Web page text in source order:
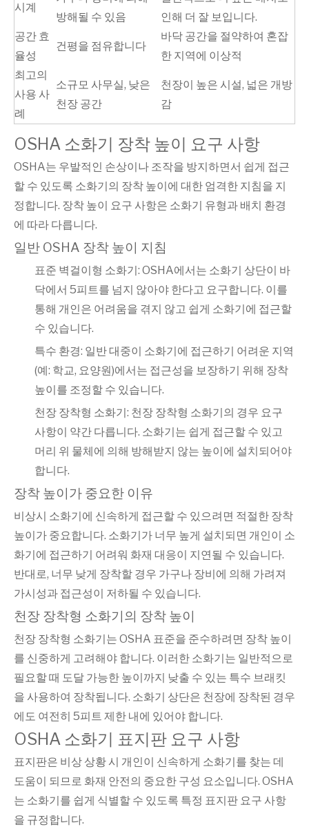
시계
방해될 수 있음
인해 더 잘 보입니다.
공간 효
율성
건평을 점유합니다
바닥 공간을 절약하여 혼잡
한 지역에 이상적
최고의
사용 사
례
소규모 사무실, 낮은
천장 공간
천장이 높은 시설, 넓은 개방
감
OSHA 소화기 장착 높이 요구 사항
OSHA는 우발적인 손상이나 조작을 방지하면서 쉽게 접근
할 수 있도록 소화기의 장착 높이에 대한 엄격한 지침을 지
정합니다. 장착 높이 요구 사항은 소화기 유형과 배치 환경
에 따라 다릅니다.
일반 OSHA 장착 높이 지침
표준 벽걸이형 소화기: OSHA에서는 소화기 상단이 바
닥에서 5피트를 넘지 않아야 한다고 요구합니다. 이를
통해 개인은 어려움을 겪지 않고 쉽게 소화기에 접근할
수 있습니다.
특수 환경: 일반 대중이 소화기에 접근하기 어려운 지역
(예: 학교, 요양원)에서는 접근성을 보장하기 위해 장착
높이를 조정할 수 있습니다.
천장 장착형 소화기: 천장 장착형 소화기의 경우 요구
사항이 약간 다릅니다. 소화기는 쉽게 접근할 수 있고
머리 위 물체에 의해 방해받지 않는 높이에 설치되어야
합니다.
장착 높이가 중요한 이유
비상시 소화기에 신속하게 접근할 수 있으려면 적절한 장착
높이가 중요합니다. 소화기가 너무 높게 설치되면 개인이 소
화기에 접근하기 어려워 화재 대응이 지연될 수 있습니다.
반대로, 너무 낮게 장착할 경우 가구나 장비에 의해 가려져
가시성과 접근성이 저하될 수 있습니다.
천장 장착형 소화기의 장착 높이
천장 장착형 소화기는 OSHA 표준을 준수하려면 장착 높이
를 신중하게 고려해야 합니다. 이러한 소화기는 일반적으로
필요할 때 도달 가능한 높이까지 낮출 수 있는 특수 브래킷
을 사용하여 장착됩니다. 소화기 상단은 천장에 장착된 경우
에도 여전히 5피트 제한 내에 있어야 합니다.
OSHA 소화기 표지판 요구 사항
표지판은 비상 상황 시 개인이 신속하게 소화기를 찾는 데
도움이 되므로 화재 안전의 중요한 구성 요소입니다. OSHA
는 소화기를 쉽게 식별할 수 있도록 특정 표지판 요구 사항
을 규정합니다.